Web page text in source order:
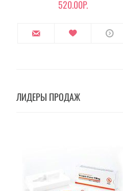
520.00Р.
ЛИДЕРЫ ПРОДАЖ